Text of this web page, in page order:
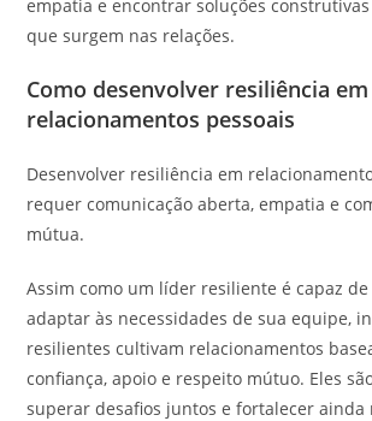
empatia e encontrar soluções
que surgem nas relações.
Como desenvolver resiliência em
relacionamentos pessoais
Desenvolver resiliência em
requer comunicação aberta, empatia e
mútua.
Assim como um líder resiliente é capaz
adaptar às necessidades de sua equipe,
resilientes cultivam relacionamentos
confiança, apoio e respeito mútuo. Eles
superar desafios juntos e fortalecer ainda